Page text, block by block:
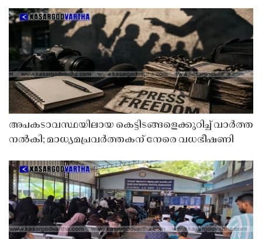
അപകടാവസ്ഥയിലായ കെട്ടിടങ്ങളെക്കുറിച്ച് വാർത്ത
നൽകി; മാധ്യമപ്രവർത്തകന് നേരെ വധഭീഷണി